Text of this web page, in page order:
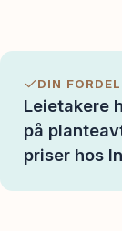
DIN
Leietakere
på
priser hos